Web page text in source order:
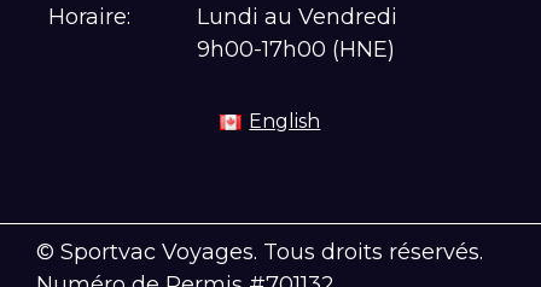
Horaire:
Lundi au Vendredi
9h00-17h00 (HNE)
English
© Sportvac Voyages. Tous droits réservés.